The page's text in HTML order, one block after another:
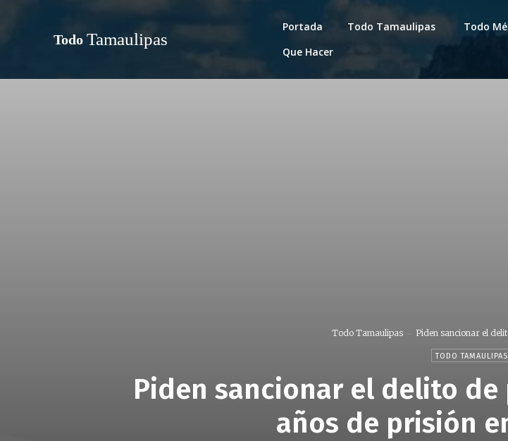
Todo Tamaulipas
Portada Todo Tamaulipas Todo
Que Hacer
Todo Tamaulipas Piden sancionar el
TODO TAMAULIPAS
Piden sancionar el delito de
años de prisión